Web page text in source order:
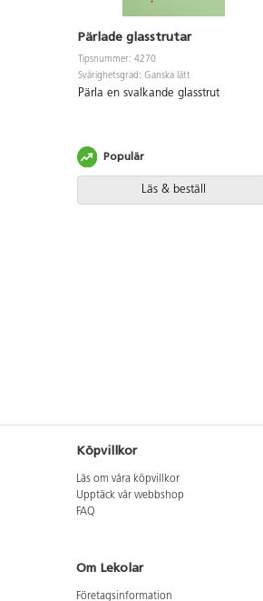
Pärlade glasstrutar
Tipsnummer: 4270
Svårighetsgrad: Ganska lätt
Pärla en svalkande glasstrut
Läs & beställ
Populär
Köpvillkor
Läs om våra köpvillkor
Upptäck vår webbshop
FAQ
Om Lekolar
Företagsinformation